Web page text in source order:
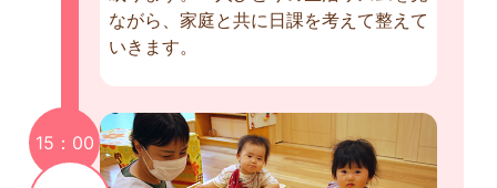
ながら、家庭と共に日課を考えて整えて
いきます。
15：00